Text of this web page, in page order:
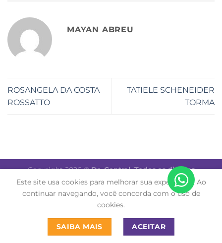
MAYAN ABREU
ROSANGELA DA COSTA
ROSSATTO
TATIELE SCHENEIDER
TORMA
Copyright 2026 ©Dr. Central. Todos os direitos
reservados.
Este site usa cookies para melhorar sua experiência. Ao
continuar navegando, você concorda com o uso de
cookies.
SAIBA MAIS ACEITAR